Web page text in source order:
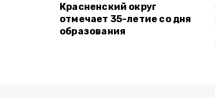
Красненский округ
отмечает 35-летие со дня
образования